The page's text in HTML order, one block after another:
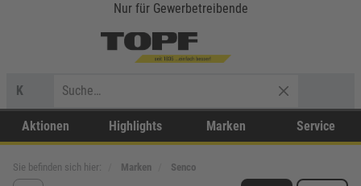
Nur für Gewerbetreibende
K
Aktionen Highlights Marken Service
Sie befinden sich hier: Marken Senco